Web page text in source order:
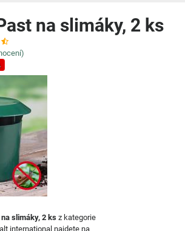
na slimáky, 2 ks
slimáky, 2 ks z kategorie
international najdete na